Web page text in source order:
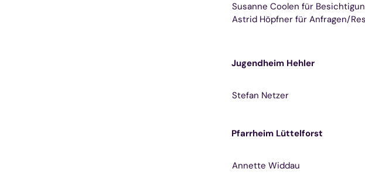
Susanne Coolen für
Astrid Höpfner für Anfragen/
Jugendheim Hehler
Stefan Netzer
Pfarrheim Lüttelforst
Annette Widdau